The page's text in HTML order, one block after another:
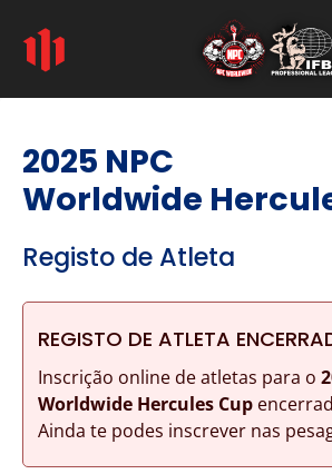
2025 NPC
Worldwide
Registo de Atleta
REGISTO DE ATLETA
Inscrição online de atletas para o
Worldwide Hercules Cup
Ainda te podes inscrever nas